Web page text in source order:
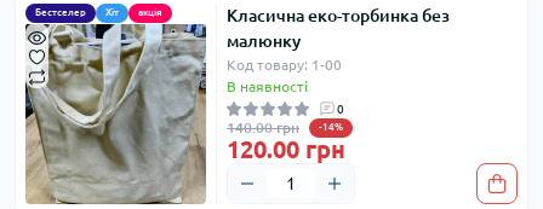
Бестселер Хіт акція
Класична еко-торбинка без
малюнку
Код товару: 1-00
В наявності
0
140.00 грн -14%
120.00 грн